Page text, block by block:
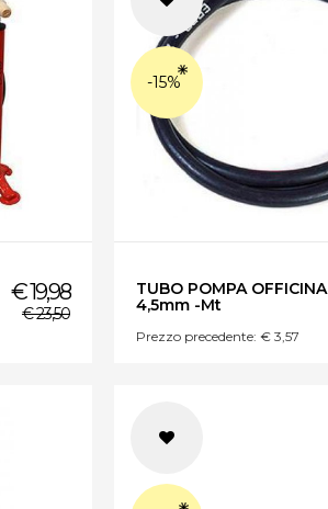
€ 19,98
€ 23,50
-15%
TUBO POMPA OFFICINA
4,5mm -Mt
Prezzo precedente: € 3,57